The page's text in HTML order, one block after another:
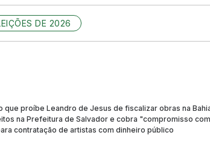
DE 2026
proíbe Leandro de Jesus de fiscalizar obras na
na Prefeitura de Salvador e cobra "compromisso
contratação de artistas com dinheiro público